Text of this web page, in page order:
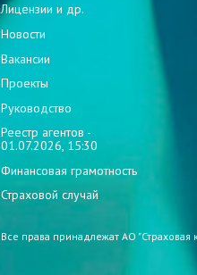
Лицензии и др.
Новости
Вакансии
Проекты
Руководство
Реестр агентов -
01.07.2026, 15:30
Финансовая грамотность
Страховой случай
Все права принадлежат АО "Страховая